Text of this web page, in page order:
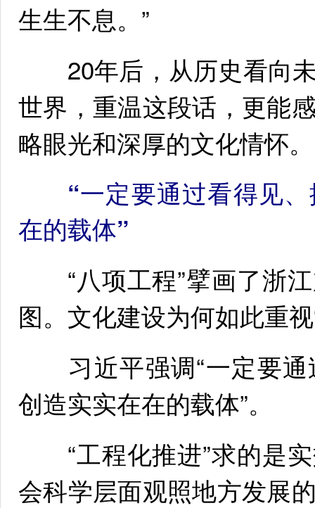
生生不息。”
20年后，从历史看向未
世界，重温这段话，更能
略眼光和深厚的文化情怀。
“一定要通过看得见、
在的载体”
“八项工程”擘画了浙江
图。文化建设为何如此重
习近平强调“一定要通
创造实实在在的载体”。
“工程化推进”求的是实
会科学层面观照地方发展